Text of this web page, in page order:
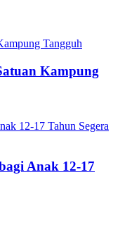
Kampung
Anak 12-17